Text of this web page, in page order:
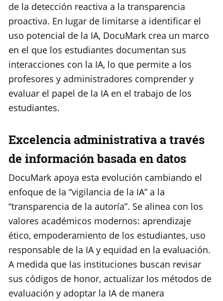
de la detección reactiva a la transparencia
proactiva. En lugar de limitarse a identificar el
uso potencial de la IA, DocuMark crea un marco
en el que los estudiantes documentan sus
interacciones con la IA, lo que permite a los
profesores y administradores comprender y
evaluar el papel de la IA en el trabajo de los
estudiantes.
Excelencia administrativa a través
de información basada en datos
DocuMark apoya esta evolución cambiando el
enfoque de la “vigilancia de la IA” a la
“transparencia de la autoría”. Se alinea con los
valores académicos modernos: aprendizaje
ético, empoderamiento de los estudiantes, uso
responsable de la IA y equidad en la evaluación.
A medida que las instituciones buscan revisar
sus códigos de honor, actualizar los métodos de
evaluación y adoptar la IA de manera